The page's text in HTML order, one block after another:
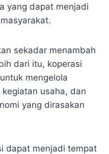
yang dapat menjadi
sekadar menambah
dari itu, koperasi
mengelola
usaha, dan
yang dirasakan
dapat menjadi tempat